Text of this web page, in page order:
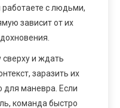
с людьми,
зависит от их
сверху и ждать
заразить их
для маневра. Если
команда быстро